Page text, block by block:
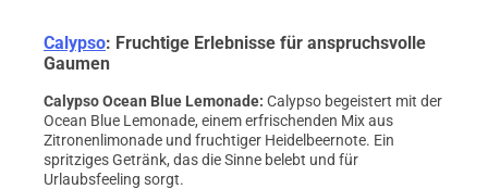
Calypso: Fruchtige Erlebnisse für anspruchsvolle
Gaumen
Calypso Ocean Blue Lemonade: Calypso begeistert mit der
Ocean Blue Lemonade, einem erfrischenden Mix aus
Zitronenlimonade und fruchtiger Heidelbeernote. Ein
spritziges Getränk, das die Sinne belebt und für
Urlaubsfeeling sorgt.